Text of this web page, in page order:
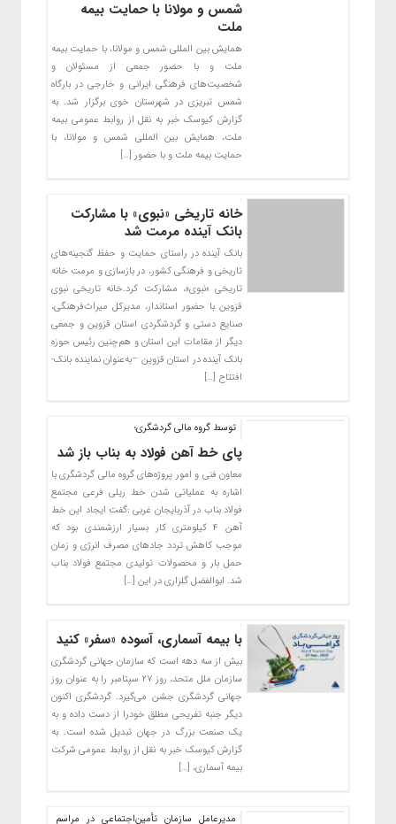
شمس و مولانا با حمایت بیمه
ملت
همایش بین المللی شمس و مولانا، با حمایت بیمه
ملت و با حضور جمعی از مسئولان و
شخصیت‌های فرهنگی ایرانی و خارجی در بارگاه
شمس تبریزی در شهرستان خوی برگزار شد. به
گزارش کیوسک خبر به نقل از روابط عمومی بیمه
ملت، همایش بین المللی شمس و مولانا، با
حمایت بیمه ملت و با حضور […]
خانه تاریخی «نبوی» با مشارکت
بانک آینده مرمت شد
بانک آینده در راستای حمایت و حفظ گنجینه‌های
تاریخی و فرهنگی کشور، در بازسازی و مرمت خانه
تاریخی «نبوی»، مشارکت کرد.خانه تاریخی نبوی
قزوین با حضور استاندار، مدیرکل میراث‌فرهنگی،
صنایع دستی و گردشگردی استان قزوین و جمعی
دیگر از مقامات این استان و هم‌چنین رئیس حوزه
بانک آینده در استان‌ قزوین –به‌عنوان نماینده بانک-
افتتاح […]
توسط گروه مالی گردشگری؛
پای خط آهن فولاد به بناب باز شد
معاون فنی و امور پروژه‌های گروه مالی گردشگری با
اشاره به عملیاتی شدن خط ریلی فرعی مجتمع
فولاد بناب در آذربایجان غربی :گفت ایجاد این خط
آهن ۴ کیلومتری کار بسیار ارزشمندی بود که
موجب کاهش تردد جادهای مصرف انرژی و زمان
حمل بار و محصولات تولیدی مجتمع فولاد بناب
شد. ابوالفضل گلزاری در این […]
با بیمه آسماری، آسوده «سفر» کنید
بیش از سه دهه است که سازمان جهانی گردشگری
سازمان ملل متحد، روز ۲۷ سپتامبر را به عنوان روز
جهانی گردشگری جشن می‌گیرد. گردشگری اکنون
دیگر جنبه تفریحی مطلق خودرا از دست داده و به
یک صنعت بزرگ در جهان تبدیل شده است. به
گزارش کیوسک خبر به نقل از روابط عمومی شرکت
بیمه آسماری، […]
مدیرعامل سازمان تأمین‌اجتماعی در مراسم